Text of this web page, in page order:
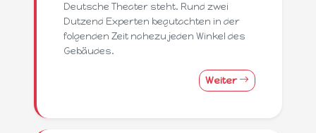
Deutsche Theater steht. Rund zwei
Dutzend Experten begutachten in der
folgenden Zeit nahezu jeden Winkel des
Gebäudes.
Weiter